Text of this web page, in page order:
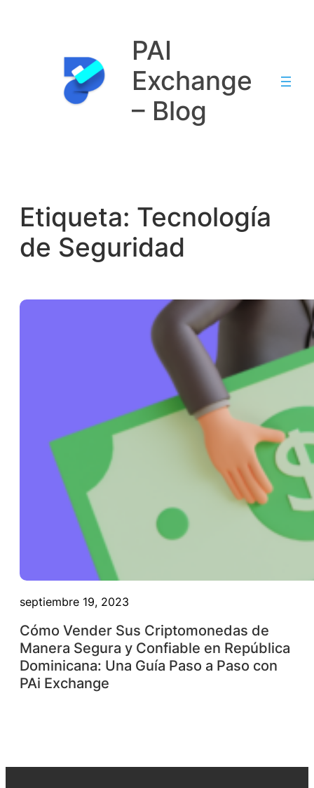
PAI
Exchange
– Blog
Etiqueta: Tecnología
de Seguridad
septiembre 19, 2023
Cómo Vender Sus Criptomonedas de
Manera Segura y Confiable en República
Dominicana: Una Guía Paso a Paso con
PAi Exchange